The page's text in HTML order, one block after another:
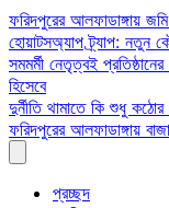
Skip
to
content
ফরিদপুরের আলফাডাঙ্গায়
হোয়াটসঅ্যাপ ট্র্যাপ: নতুন
সমমর্মী নেতৃত্বই
হিসেবে
দুর্নীতি থামাতে কি শুধু
ফরিদপুরের আলফাডাঙ্গায়
প্রচ্ছদ